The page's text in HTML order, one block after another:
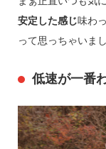
安定した感じ味わ
って思っちゃいまし
低速が一番